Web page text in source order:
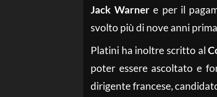
Jack Warner e per il
svolto più di nove anni
Platini ha inoltre scritto al
poter essere ascoltato e
dirigente francese,